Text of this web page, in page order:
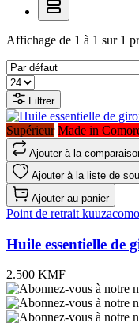
Affichage de 1 à 1 sur 1
Filtrer
Supérieur Made in
Ajouter à la
Ajouter à la liste de
Ajouter au panier
Point de retrait
Huile essentielle de
2.500 KMF